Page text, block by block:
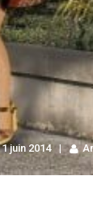
1 juin 2014